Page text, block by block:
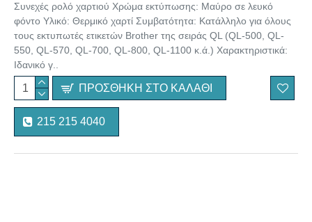
Συνεχές ρολό χαρτιού Χρώμα εκτύπωσης: Μαύρο σε λευκό
φόντο Υλικό: Θερμικό χαρτί Συμβατότητα: Κατάλληλο για όλους
τους εκτυπωτές ετικετών Brother της σειράς QL (QL-500, QL-
550, QL-570, QL-700, QL-800, QL-1100 κ.ά.) Χαρακτηριστικά:
Ιδανικό γ..
ΠΡΟΣΘΉΚΗ ΣΤΟ ΚΑΛΆΘΙ
215 215 4040